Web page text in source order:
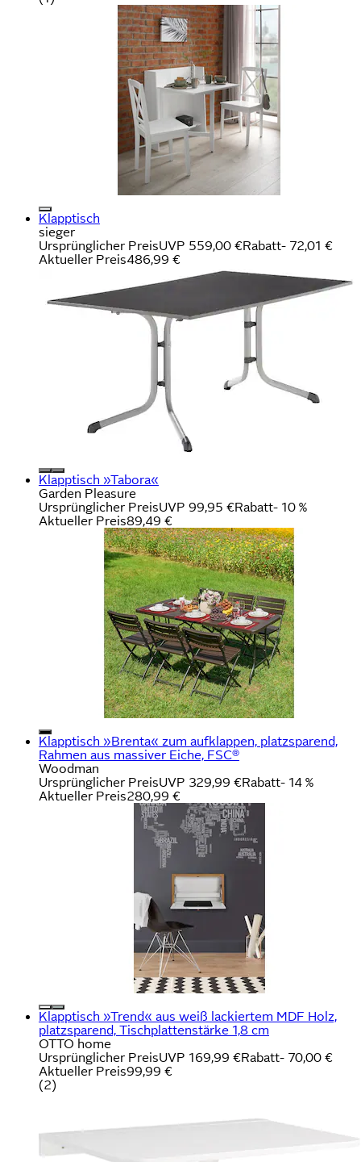
Klapptisch
sieger
Ursprünglicher PreisUVP 559,00 €Rabatt- 72,01 €
Aktueller Preis486,99 €
Klapptisch »Tabora«
Garden Pleasure
Ursprünglicher PreisUVP 99,95 €Rabatt- 10 %
Aktueller Preis89,49 €
Klapptisch »Brenta« zum aufklappen, platzsparend,
Rahmen aus massiver Eiche, FSC®
Woodman
Ursprünglicher PreisUVP 329,99 €Rabatt- 14 %
Aktueller Preis280,99 €
Klapptisch »Trend« aus weiß lackiertem MDF Holz,
platzsparend, Tischplattenstärke 1,8 cm
OTTO home
Ursprünglicher PreisUVP 169,99 €Rabatt- 70,00 €
Aktueller Preis99,99 €
(2)